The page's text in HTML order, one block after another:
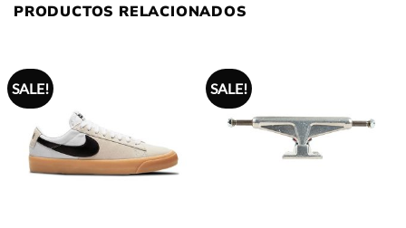
PRODUCTOS RELACIONADOS
SALE! SALE!